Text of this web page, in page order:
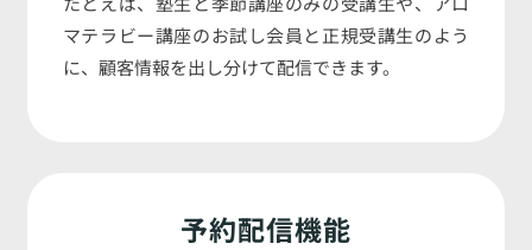
マテラビー講座のお試し会員と正規受講生のよう
に、顧客情報を出し分けて配信できます。
予約配信機能